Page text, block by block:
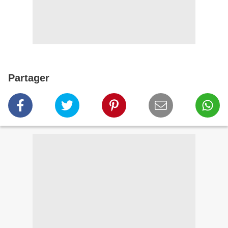
Partager